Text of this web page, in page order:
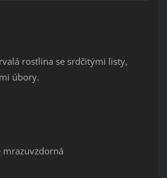
rostlina se srdčitými listy,
úbory.